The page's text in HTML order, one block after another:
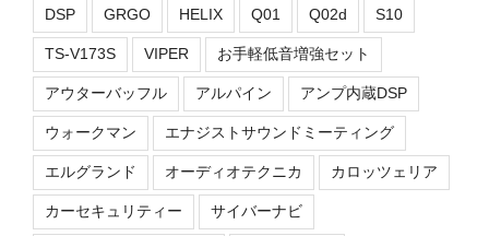
DSP GRGO HELIX Q01 Q02d S10
TS-V173S VIPER お手軽低音増強セット
アウターバッフル アルパイン アンプ内蔵DSP
ウォークマン エナジストサウンドミーティング
エルグランド オーディオテクニカ カロッツェリア
カーセキュリティー サイバーナビ